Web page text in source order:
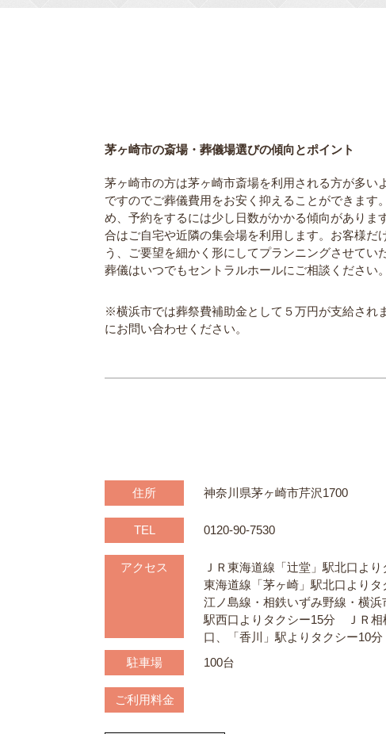
茅ヶ崎市の斎場・葬儀場選びの傾向とポイント
茅ヶ崎市の方は茅ヶ崎市斎場を利用される方が多い
ですのでご葬儀費用をお安く抑えることができます
め、予約をするには少し日数がかかる傾向がありま
合はご自宅や近隣の集会場を利用します。お客様だ
う、ご要望を細かく形にしてプランニングさせてい
葬儀はいつでもセントラルホールにご相談ください。
※横浜市では葬祭費補助金として５万円が支給され
にお問い合わせください。
住所 神奈川県茅ヶ崎市芹沢1700
TEL 0120-90-7530
アクセス
ＪＲ東海道線「辻堂」駅北口よ
東海道線「茅ヶ崎」駅北口より
江ノ島線・相鉄いずみ野線・横浜
駅西口よりタクシー15分 ＪＲ相
口、「香川」駅よりタクシー10分
駐車場
100台
ご利用料金